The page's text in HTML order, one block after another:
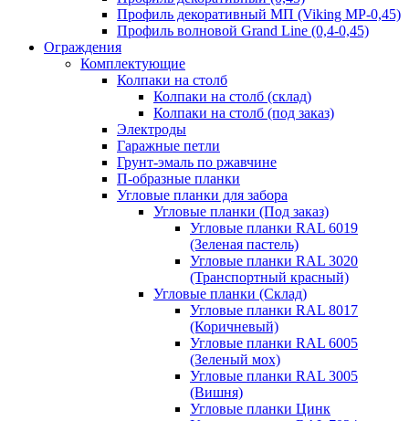
Профиль декоративный МП (Viking MP-0,45)
Профиль волновой Grand Line (0,4-0,45)
Ограждения
Комплектующие
Колпаки на столб
Колпаки на столб (склад)
Колпаки на столб (под заказ)
Электроды
Гаражные петли
Грунт-эмаль по ржавчине
П-образные планки
Угловые планки для забора
Угловые планки (Под заказ)
Угловые планки RAL 6019
(Зеленая пастель)
Угловые планки RAL 3020
(Транспортный красный)
Угловые планки (Склад)
Угловые планки RAL 8017
(Коричневый)
Угловые планки RAL 6005
(Зеленый мох)
Угловые планки RAL 3005
(Вишня)
Угловые планки Цинк